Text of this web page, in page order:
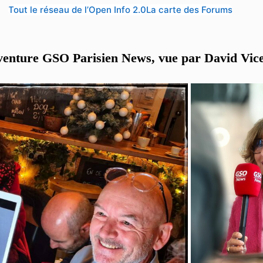
Tout le réseau de l’Open Info 2.0La carte des Forums
GSO Parisien News, vue par David